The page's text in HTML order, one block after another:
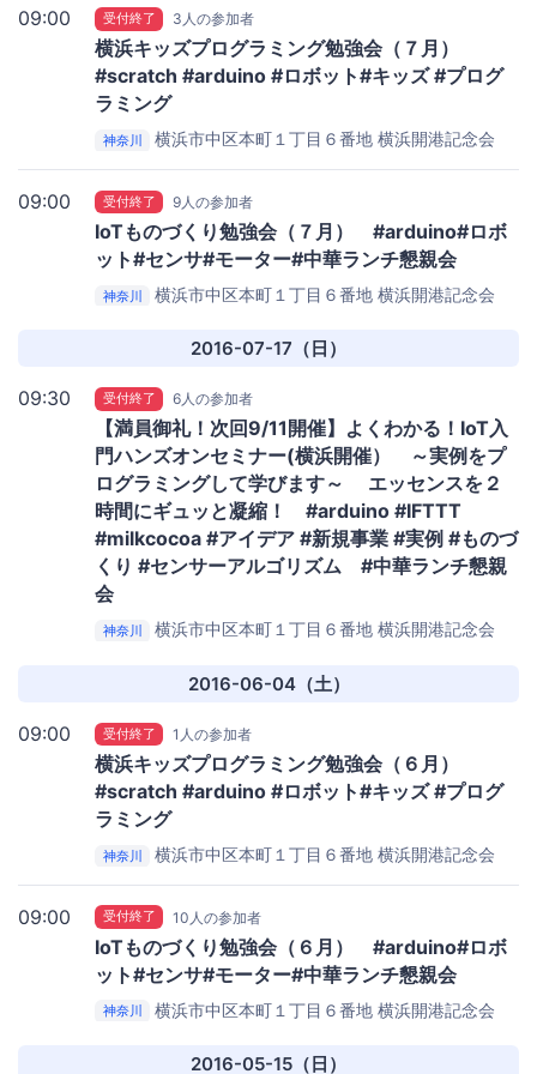
09:00 受付終了 3人の参加者
横浜キッズプログラミング勉強会（７月）
#scratch #arduino #ロボット#キッズ #プログ
ラミング
神奈川 横浜市中区本町１丁目６番地 横浜開港記念会
09:00 受付終了 9人の参加者
IoTものづくり勉強会（７月） #arduino#ロボ
ット#センサ#モーター#中華ランチ懇親会
神奈川 横浜市中区本町１丁目６番地 横浜開港記念会
2016-07-17（日）
09:30 受付終了 6人の参加者
【満員御礼！次回9/11開催】よくわかる！IoT入
門ハンズオンセミナー(横浜開催） ～実例をプ
ログラミングして学びます～ エッセンスを２
時間にギュッと凝縮！ #arduino #IFTTT
#milkcocoa #アイデア #新規事業 #実例 #ものづ
くり #センサーアルゴリズム #中華ランチ懇親
会
神奈川 横浜市中区本町１丁目６番地 横浜開港記念会
2016-06-04（土）
09:00 受付終了 1人の参加者
横浜キッズプログラミング勉強会（６月）
#scratch #arduino #ロボット#キッズ #プログ
ラミング
神奈川 横浜市中区本町１丁目６番地 横浜開港記念会
09:00 受付終了 10人の参加者
IoTものづくり勉強会（６月） #arduino#ロボ
ット#センサ#モーター#中華ランチ懇親会
神奈川 横浜市中区本町１丁目６番地 横浜開港記念会
2016-05-15（日）